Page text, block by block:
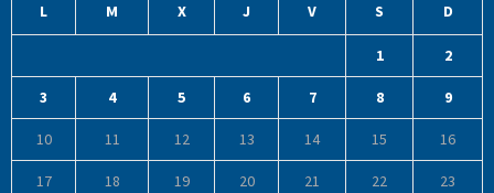
L M X J V S D
1 2
3 4 5 6 7 8 9
10 11 12 13 14 15 16
17 18 19 20 21 22 23